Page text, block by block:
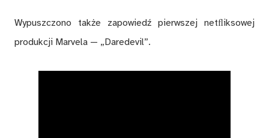
Wypuszczono także zapowiedź pierwszej netﬂiksowej
produkcji Marvela — „Daredevil”.